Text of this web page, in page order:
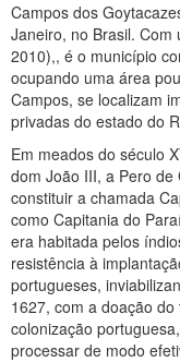
Campos dos
Janeiro, no Brasil.
2010),, é o município
ocupando uma área
Campos, se localizam
privadas do estado do
Em meados do século
dom João III, a Pero
constituir a chamada
como Capitania do
era habitada pelos
resistência à
portugueses,
1627, com a doação
colonização
processar de modo